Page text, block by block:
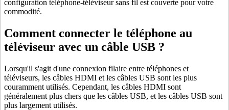
configuration téléphone-téléviseur sans fil est couverte pour votre
commodité.
Comment connecter le téléphone au
téléviseur avec un câble USB ?
Lorsqu'il s'agit d'une connexion filaire entre téléphones et
téléviseurs, les câbles HDMI et les câbles USB sont les plus
couramment utilisés. Cependant, les câbles HDMI sont
généralement plus chers que les câbles USB, et les câbles USB sont
plus largement utilisés.